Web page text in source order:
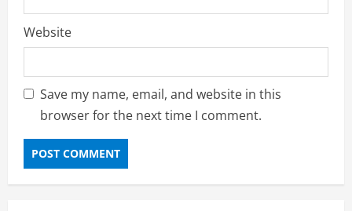
Website
Save my name, email, and website in this
browser for the next time I comment.